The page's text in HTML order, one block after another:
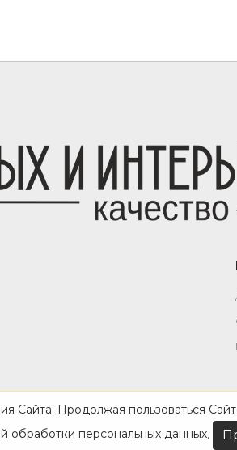
Сайта. Продолжая пользоваться
обработки персональных данных.